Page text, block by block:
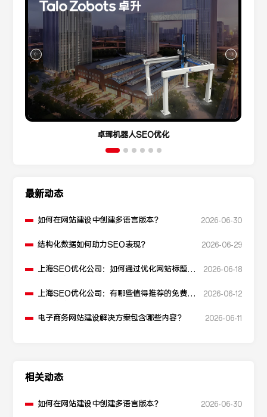
卓珲机器人SEO优化
最新动态
如何在网站建设中创建多语言版本？ 2026-06-30
结构化数据如何助力SEO表现？ 2026-06-29
上海SEO优化公司：如何通过优化网站标题提
2026-06-18
上海SEO优化公司：有哪些值得推荐的免费
2026-06-12
电子商务网站建设解决方案包含哪些内容？ 2026-06-11
相关动态
如何在网站建设中创建多语言版本？ 2026-06-30